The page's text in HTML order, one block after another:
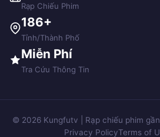
Rạp Chiếu Phim
186+
Tỉnh/Thành Phố
Miễn Phí
Tra Cứu Thông Tin
© 2026 Kungfutv | Rạp chiếu phim
Privacy PolicyTerms of